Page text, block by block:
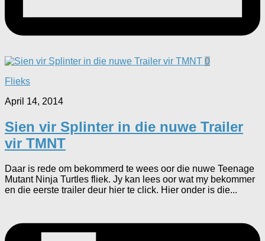
0
Flieks
April 14, 2014
Sien vir Splinter in die nuwe Trailer
vir TMNT
Daar is rede om bekommerd te wees oor die nuwe Teenage
Mutant Ninja Turtles fliek. Jy kan lees oor wat my bekommer
en die eerste trailer deur hier te click. Hier onder is die...